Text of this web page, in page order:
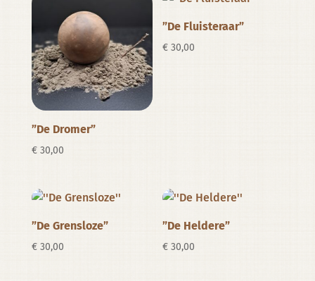
”De Dromer”
€30,00
”De Fluisteraar”
€ 30,00
”De Grensloze”
€30,00
”De Heldere”
€ 30,00